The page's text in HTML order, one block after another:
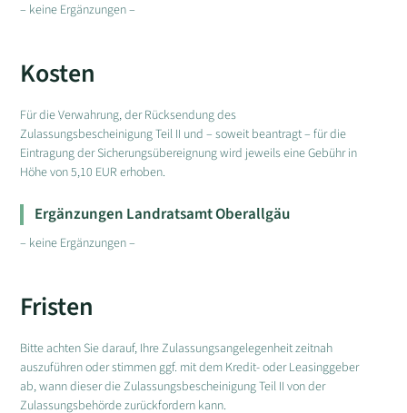
– keine Ergänzungen –
Kosten
Für die Verwahrung, der Rücksendung des
Zulassungsbescheinigung Teil II und – soweit beantragt – für die
Eintragung der Sicherungsübereignung wird jeweils eine Gebühr in
Höhe von 5,10 EUR erhoben.
Ergänzungen Landratsamt Oberallgäu
– keine Ergänzungen –
Fristen
Bitte achten Sie darauf, Ihre Zulassungsangelegenheit zeitnah
auszuführen oder stimmen ggf. mit dem Kredit- oder Leasinggeber
ab, wann dieser die Zulassungsbescheinigung Teil II von der
Zulassungsbehörde zurückfordern kann.